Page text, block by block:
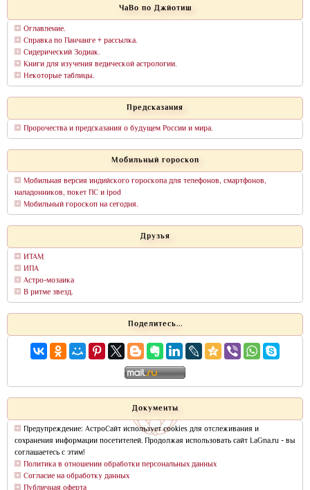
ЧаВо по Джйотиш
Оглавление.
Справка по Панчанге + рассылка.
Сидерический Зодиак.
Книги для изучения ведической астрологии.
Некоторые таблицы.
Предсказания
Пророчества и предсказания о будущем России и мира.
Мобильный гороскоп
Мобильная версия индийского гороскопа для телефонов, смартфонов,
наладонников, покет ПС и ipod
Мобильный гороскоп на сегодня.
Друзья
ИТАМ
ИПА
Астро-мозаика
В ритме звезд.
Поделитесь...
Документы
Предупреждение: АстроСайт использует cookies для отслеживания и
сохранения информации посетителей. Продолжая использовать сайт LaGna.ru - вы
соглашаетесь с этим!
Политика в отношении обработки персональных данных
Согласие на обработку данных